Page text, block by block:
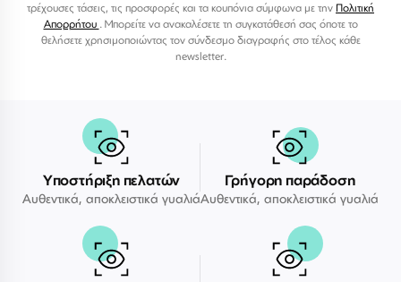
τρέχουσες τάσεις, τις προσφορές και τα κουπόνια σύμφωνα με την Πολιτική
Απορρήτου . Μπορείτε να ανακαλέσετε τη συγκατάθεσή σας όποτε το
θελήσετε χρησιμοποιώντας τον σύνδεσμο διαγραφής στο τέλος κάθε
newsletter.
Υποστήριξη πελατών
Αυθεντικά, αποκλειστικά γυαλιά
Γρήγορη παράδοση
Αυθεντικά, αποκλειστικά γυαλιά